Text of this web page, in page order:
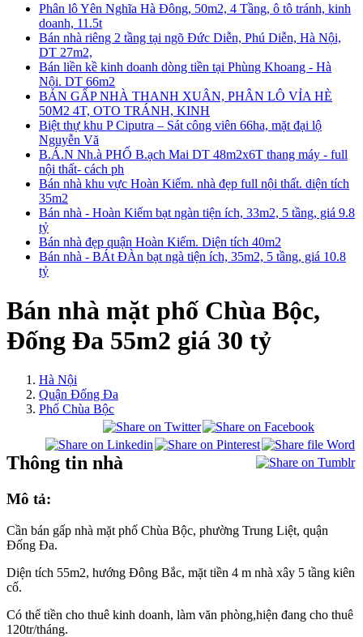
Phân lô Yên Nghĩa Hà Đông, 50m2, 4 Tầng, ô tô tránh, kinh
doanh, 11.5t
Bán nhà riêng 2 tầng tại ngõ Đức Diễn, Phú Diễn, Hà Nội,
DT 27m2,
Bán liền kề kinh doanh dòng tiền tại Phùng Khoang - Hà
Nội. DT 66m2
BÁN GẤP NHÀ THANH XUÂN, PHÂN LÔ VỈA HÈ
50M2 4T, OTO TRÁNH, KINH
Biệt thự khu P Ciputra – Sát công viên 66ha, mặt đại lộ
Nguyễn Vă
B.Á.N Nh.à PHỐ B.ạch Mai DT 48m2x6T thang máy - full
nội thất- cách ph
Bán nhà khu vực Hoàn Kiếm. nhà đẹp full nội thất. diện tích
35m2
Bán nhà - Hoàn Kiếm bạt ngàn tiện ích, 33m2, 5 tầng, giá 9.8
tỷ
Bán nhà đẹp quận Hoàn Kiếm. Diện tích 40m2
Bán nhà - BÁt ĐÀn bạt ngà tiện ích, 35m2, 5 tầng, giá 10.8
tỷ
Bán nhà mặt phố Chùa Bộc,
Đống Đa 55m2 giá 30 tỷ
Hà Nội
Quận Đống Đa
Phố Chùa Bộc
Thông tin nhà
Mô tả:
Cần bán gấp nhà mặt phố Chùa Bộc, phường Trung Liệt, quận
Đống Đa.
Diện tích 55m2, hướng Đông Bắc, mặt tiền 4 m nhà xây 5 tầng kiên
cố.
Có thể tiền cho thuê kinh doanh, làm văn phòng,hiện đang cho thuê
120tr/tháng.